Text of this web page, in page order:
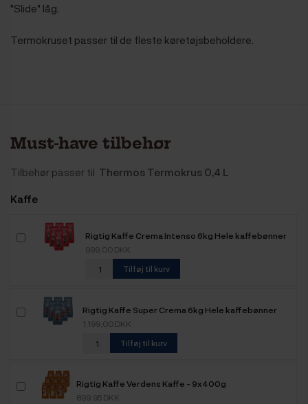
"Slide" låg.
Termokruset passer til de fleste køretøjsbeholdere.
Must-have tilbehør
Tilbehør passer til Thermos Termokrus 0,4 L
Kaffe
Rigtig Kaffe Crema Intenso 6kg Hele kaffebønner
999,00 DKK
Tilføj til kurv
Rigtig Kaffe Super Crema 6kg Hele kaffebønner
1.199,00 DKK
Tilføj til kurv
Rigtig Kaffe Verdens Kaffe - 9x400g
899,95 DKK